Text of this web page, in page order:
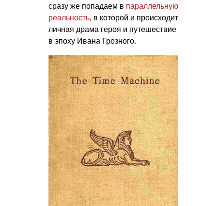
сразу же попадаем в параллельную
реальность, в которой и происходит
личная драма героя и путешествие
в эпоху Ивана Грозного.